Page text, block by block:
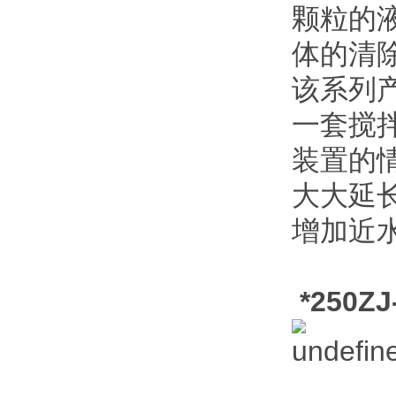
颗粒的
体的清
该系列
一套搅
装置的
大大延
增加近